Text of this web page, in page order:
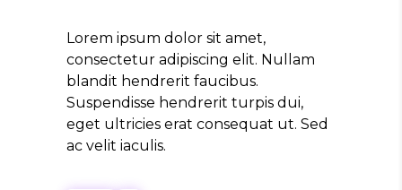
Lorem ipsum dolor sit amet,
consectetur adipiscing elit. Nullam
blandit hendrerit faucibus.
Suspendisse hendrerit turpis dui,
eget ultricies erat consequat ut. Sed
ac velit iaculis.